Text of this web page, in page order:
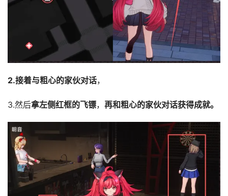
2.接着与粗心的家伙对话，
3.然后拿左侧红框的飞镖， 再和粗心的家伙对话获得成就。